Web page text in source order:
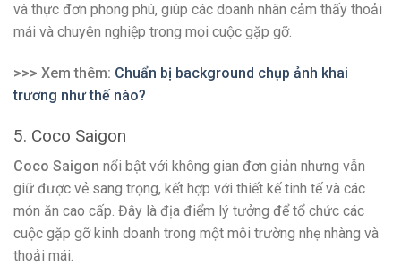
và thực đơn phong phú, giúp các doanh nhân cảm thấy thoải
mái và chuyên nghiệp trong mọi cuộc gặp gỡ.
>>> Xem thêm: Chuẩn bị background chụp ảnh khai
trương như thế nào?
5. Coco Saigon
Coco Saigon nổi bật với không gian đơn giản nhưng vẫn
giữ được vẻ sang trọng, kết hợp với thiết kế tinh tế và các
món ăn cao cấp. Đây là địa điểm lý tưởng để tổ chức các
cuộc gặp gỡ kinh doanh trong một môi trường nhẹ nhàng và
thoải mái.